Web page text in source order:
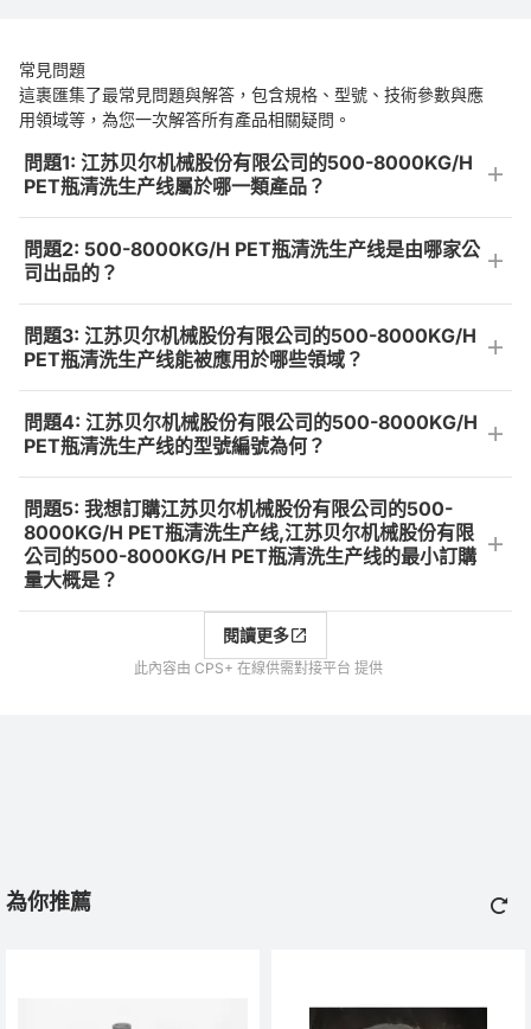
常見問題
這裹匯集了最常見問題與解答，包含規格、型號、技術參數與應
用領域等，為您一次解答所有產品相關疑問。
問題1: 江苏贝尔机械股份有限公司的500-8000KG/H
PET瓶清洗生产线屬於哪一類產品？
問題2: 500-8000KG/H PET瓶清洗生产线是由哪家公
司出品的？
問題3: 江苏贝尔机械股份有限公司的500-8000KG/H
PET瓶清洗生产线能被應用於哪些領域？
問題4: 江苏贝尔机械股份有限公司的500-8000KG/H
PET瓶清洗生产线的型號編號為何？
問題5: 我想訂購江苏贝尔机械股份有限公司的500-
8000KG/H PET瓶清洗生产线,江苏贝尔机械股份有限
公司的500-8000KG/H PET瓶清洗生产线的最小訂購
量大概是？
閱讀更多
此內容由 CPS+ 在線供需對接平台 提供
為你推薦